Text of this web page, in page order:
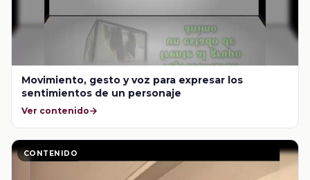
Movimiento, gesto y voz para expresar los
sentimientos de un personaje
Ver contenido
CONTENIDO